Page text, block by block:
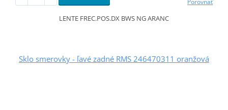
LENTE FREC.POS.DX BWS NG ARANC
Sklo smerovky - ľavé zadné RMS 246470311 oranžová